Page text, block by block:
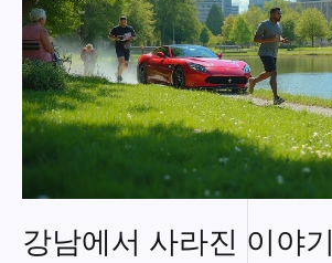
강남에서 사라진 이야기